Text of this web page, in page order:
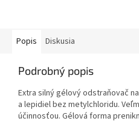
Popis
Diskusia
Podrobný popis
Extra silný gélový odstraňovač
a lepidiel bez metylchloridu.
účinnosťou. Gélová forma